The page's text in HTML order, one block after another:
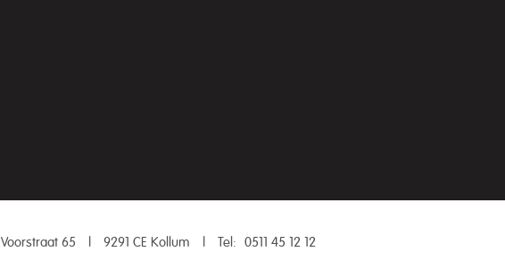
Voorstraat 65 9291 CE Kollum Tel: 0511 45 12 12